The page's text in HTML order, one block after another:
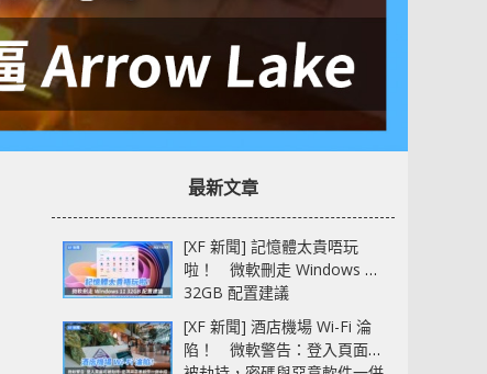
最新文章
[XF 新聞] 記憶體太貴唔玩
啦！ 微軟刪走 Windows 11
32GB 配置建議
[XF 新聞] 酒店機場 Wi-Fi 淪
陷！ 微軟警告：登入頁面可